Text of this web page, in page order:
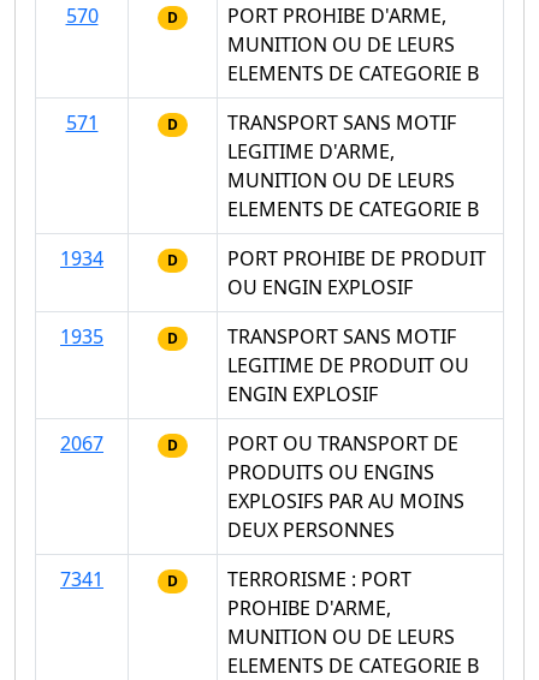
570
D
PORT PROHIBE D'ARME,
MUNITION OU DE LEURS
ELEMENTS DE CATEGORIE B
571
D
TRANSPORT SANS MOTIF
LEGITIME D'ARME,
MUNITION OU DE LEURS
ELEMENTS DE CATEGORIE B
1934
D
PORT PROHIBE DE PRODUIT
OU ENGIN EXPLOSIF
1935
D
TRANSPORT SANS MOTIF
LEGITIME DE PRODUIT OU
ENGIN EXPLOSIF
2067
D
PORT OU TRANSPORT DE
PRODUITS OU ENGINS
EXPLOSIFS PAR AU MOINS
DEUX PERSONNES
7341
D
TERRORISME : PORT
PROHIBE D'ARME,
MUNITION OU DE LEURS
ELEMENTS DE CATEGORIE B